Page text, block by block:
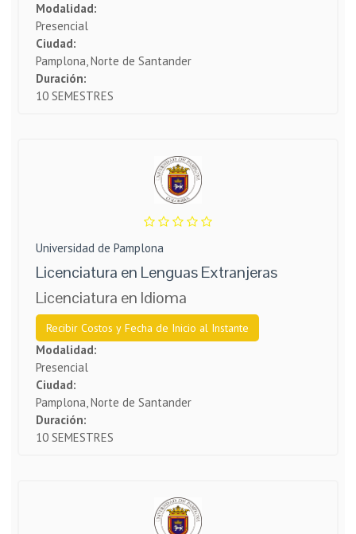
Modalidad:
Presencial
Ciudad:
Pamplona, Norte de Santander
Duración:
10 SEMESTRES
Universidad de Pamplona
Licenciatura en Lenguas Extranjeras
Licenciatura en Idioma
Recibir Costos y Fecha de Inicio al Instante
Modalidad:
Presencial
Ciudad:
Pamplona, Norte de Santander
Duración:
10 SEMESTRES